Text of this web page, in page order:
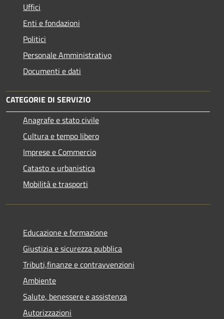
Uffici
Enti e fondazioni
Politici
Personale Amministrativo
Documenti e dati
CATEGORIE DI SERVIZIO
Anagrafe e stato civile
Cultura e tempo libero
Imprese e Commercio
Catasto e urbanistica
Mobilità e trasporti
Educazione e formazione
Giustizia e sicurezza pubblica
Tributi,finanze e contravvenzioni
Ambiente
Salute, benessere e assistenza
Autorizzazioni